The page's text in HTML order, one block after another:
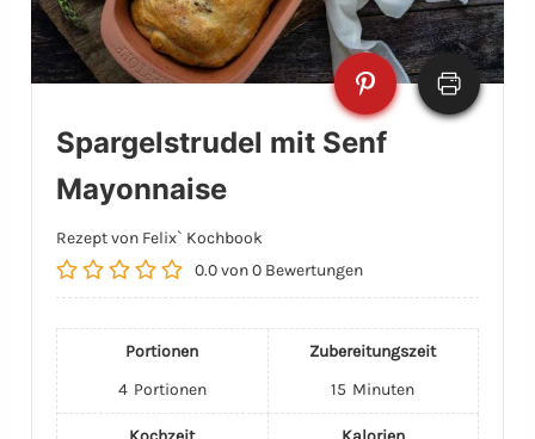
Spargelstrudel mit Senf
Mayonnaise
Rezept von Felix` Kochbook
0.0von0 Bewertungen
Portionen
4 Portionen
Zubereitungszeit
15 Minuten